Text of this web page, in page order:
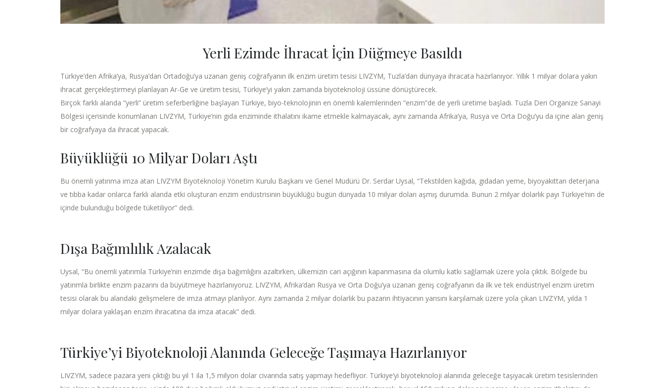
Yerli Ezimde İhracat İçin Düğmeye Basıldı
Türkiye’den Afrika’ya, Rusya’dan Ortadoğu’ya uzanan geniş coğrafyanın ilk enzim üretim tesisi LIVZYM, Tuzla’dan dünyaya ihracata hazırlanıyor. Yıllık 1 milyar dolara yakın
ihracat gerçekleştirmeyi planlayan Ar-Ge ve üretim tesisi, Türkiye’yi yakın zamanda biyoteknoloji üssüne dönüştürecek.
Birçok farklı alanda “yerli” üretim seferberliğine başlayan Türkiye, biyo-teknolojinin en önemli kalemlerinden “enzim”de de yerli üretime başladı. Tuzla Deri Organize Sanayi
Bölgesi içerisinde konumlanan LIVZYM, Türkiye’nin gıda enziminde ithalatını ikame etmekle kalmayacak, aynı zamanda Afrika’ya, Rusya ve Orta Doğu’yu da içine alan geniş
bir coğrafyaya da ihracat yapacak.
Büyüklüğü 10 Milyar Doları Aştı
Bu önemli yatırıma imza atan LIVZYM Biyoteknoloji Yönetim Kurulu Başkanı ve Genel Müdürü Dr. Serdar Uysal, “Tekstilden kağıda, gıdadan yeme, biyoyakıttan deterjana
ve tıbba kadar onlarca farklı alanda etki oluşturan enzim endüstrisinin büyüklüğü bugün dünyada 10 milyar doları aşmış durumda. Bunun 2 milyar dolarlık payı Türkiye’nin de
içinde bulunduğu bölgede tüketiliyor” dedi.
Dışa Bağımlılık Azalacak
Uysal, “Bu önemli yatırımla Türkiye’nin enzimde dışa bağımlığını azaltırken, ülkemizin cari açığının kapanmasına da olumlu katkı sağlamak üzere yola çıktık. Bölgede bu
yatırımla birlikte enzim pazarını da büyütmeye hazırlanıyoruz. LIVZYM, Afrika’dan Rusya ve Orta Doğu’ya uzanan geniş coğrafyanın da ilk ve tek endüstriyel enzim üretim
tesisi olarak bu alandaki gelişmelere de imza atmayı planlıyor. Aynı zamanda 2 milyar dolarlık bu pazarın ihtiyacının yarısını karşılamak üzere yola çıkan LIVZYM, yılda 1
milyar dolara yaklaşan enzim ihracatına da imza atacak” dedi.
Türkiye’yi Biyoteknoloji Alanında Geleceğe Taşımaya Hazırlanıyor
LIVZYM, sadece pazara yeni çıktığı bu yıl 1 ila 1,5 milyon dolar civarında satış yapmayı hedefliyor. Türkiye’yi biyoteknoloji alanında geleceğe taşıyacak üretim tesislerinden